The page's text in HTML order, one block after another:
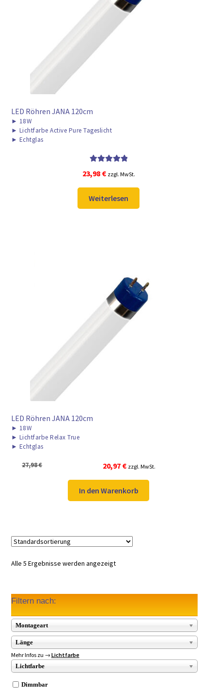
LED Röhren JANA 120cm
► 18W
► Lichtfarbe Active Pure Tageslicht
► Echtglas
von 5
23,98 € zzgl. MwSt.
Weiterlesen
LED Röhren JANA 120cm
► 18W
► Lichtfarbe Relax True
► Echtglas
27,98€
Ursprünglicher
war:
27,98 €
20,97 €Aktueller
ist:
20,97 €.
zzgl. MwSt.
In den Warenkorb
Alle 5 Ergebnisse werden angezeigt
Filtern nach:
Montageart
Länge
Mehr Infos zu → Lichtfarbe
Lichtfarbe
Dimmbar